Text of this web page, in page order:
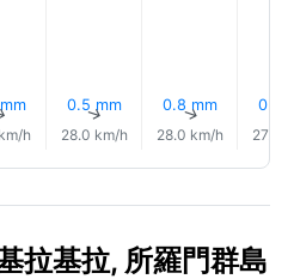
h
0.5 mm
↑
28.0 km/h
0.8 mm
↑
28.0 km/h
0.8
27.0
拉基拉, 所羅門群島